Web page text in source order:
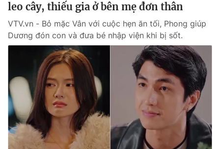
leo cây, thiếu gia ở bên mẹ đơn thân
VTV.vn - Bỏ mặc Vân với cuộc hẹn ăn tối, Phong giúp
Dương đón con và đưa bé nhập viện khi bị sốt.